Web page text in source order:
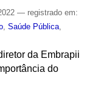
— registrado em:
, Saúde Pública,
da Embrapii
do